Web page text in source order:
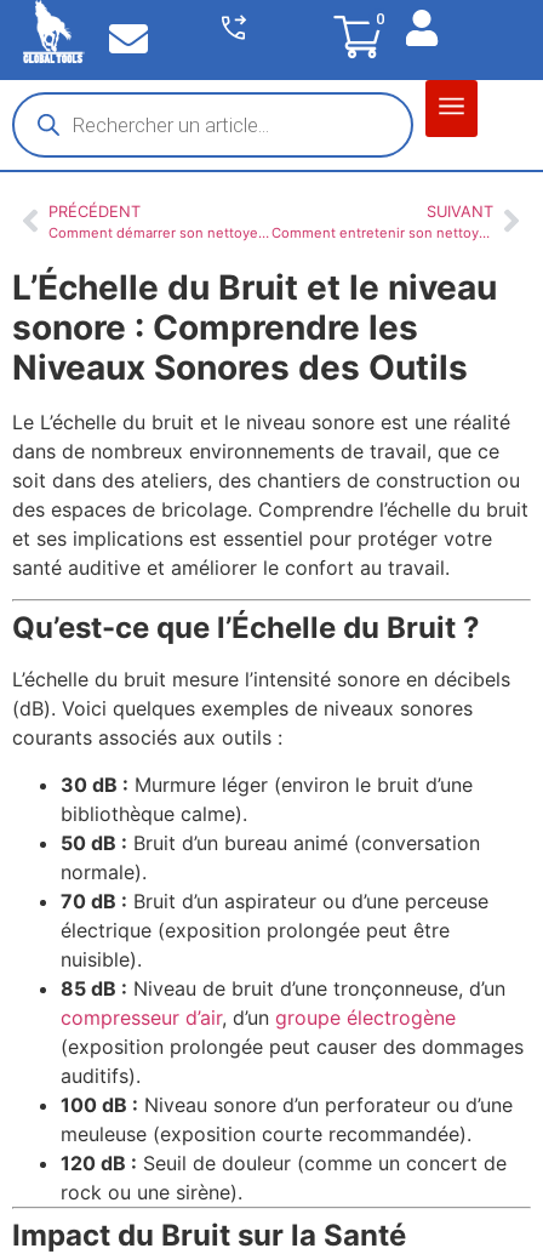
0
PRÉCÉDENT
Comment démarrer son nettoyeur haute pression WORMS ?
SUIVANT
Comment entretenir son nettoyeur haute pression WORMS
L’Échelle du Bruit et le niveau
sonore : Comprendre les
Niveaux Sonores des Outils
Le L’échelle du bruit et le niveau sonore est une réalité
dans de nombreux environnements de travail, que ce
soit dans des ateliers, des chantiers de construction ou
des espaces de bricolage. Comprendre l’échelle du bruit
et ses implications est essentiel pour protéger votre
santé auditive et améliorer le confort au travail.
Qu’est-ce que l’Échelle du Bruit ?
L’échelle du bruit mesure l’intensité sonore en décibels
(dB). Voici quelques exemples de niveaux sonores
courants associés aux outils :
30 dB : Murmure léger (environ le bruit d’une
bibliothèque calme).
50 dB : Bruit d’un bureau animé (conversation
normale).
70 dB : Bruit d’un aspirateur ou d’une perceuse
électrique (exposition prolongée peut être
nuisible).
85 dB : Niveau de bruit d’une tronçonneuse, d’un
compresseur d’air, d’un groupe électrogène
(exposition prolongée peut causer des dommages
auditifs).
100 dB : Niveau sonore d’un perforateur ou d’une
meuleuse (exposition courte recommandée).
120 dB : Seuil de douleur (comme un concert de
rock ou une sirène).
Impact du Bruit sur la Santé